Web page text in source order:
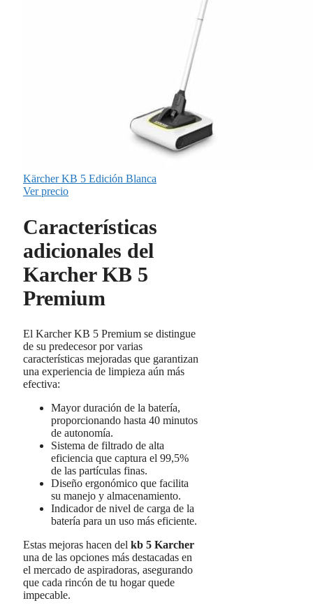
Kärcher KB 5 Edición Blanca
Ver precio
Características
adicionales del
Karcher KB 5
Premium
El Karcher KB 5 Premium se distingue
de su predecesor por varias
características mejoradas que garantizan
una experiencia de limpieza aún más
efectiva:
Mayor duración de la batería,
proporcionando hasta 40 minutos
de autonomía.
Sistema de filtrado de alta
eficiencia que captura el 99,5%
de las partículas finas.
Diseño ergonómico que facilita
su manejo y almacenamiento.
Indicador de nivel de carga de la
batería para un uso más eficiente.
Estas mejoras hacen del kb 5 Karcher
una de las opciones más destacadas en
el mercado de aspiradoras, asegurando
que cada rincón de tu hogar quede
impecable.